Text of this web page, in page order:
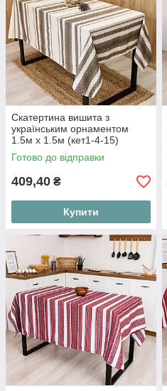
Скатертина вишита з
українським орнаментом
1.5м х 1.5м (кет1-4-15)
Готово до відправки
409,40 ₴
Купити